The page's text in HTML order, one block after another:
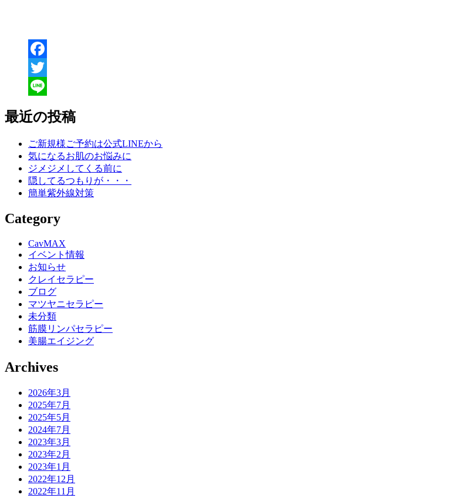
Facebook
Twitter
最近の投稿
ご新規様ご予約は公式LINEから
気になるお肌のお悩みに
ジメジメしてくる前に
隠してるつもりが・・・
簡単紫外線対策
Category
CavMAX
イベント情報
お知らせ
クレイセラピー
ブログ
マツヤニセラピー
未分類
筋膜リンパセラピー
美腸エイジング
Archives
2026年3月
2025年7月
2025年5月
2024年7月
2023年3月
2023年2月
2023年1月
2022年12月
2022年11月